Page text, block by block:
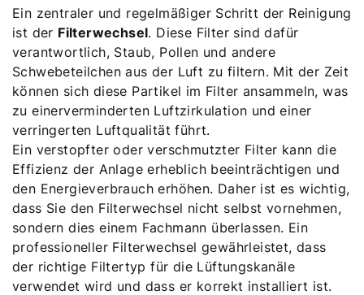
Ein zentraler und regelmäßiger Schritt der Reinigung
ist der Filterwechsel. Diese Filter sind dafür
verantwortlich, Staub, Pollen und andere
Schwebeteilchen aus der Luft zu filtern. Mit der Zeit
können sich diese Partikel im Filter ansammeln, was
zu einerverminderten Luftzirkulation und einer
verringerten Luftqualität führt.
Ein verstopfter oder verschmutzter Filter kann die
Effizienz der Anlage erheblich beeinträchtigen und
den Energieverbrauch erhöhen. Daher ist es wichtig,
dass Sie den Filterwechsel nicht selbst vornehmen,
sondern dies einem Fachmann überlassen. Ein
professioneller Filterwechsel gewährleistet, dass
der richtige Filtertyp für die Lüftungskanäle
verwendet wird und dass er korrekt installiert ist.